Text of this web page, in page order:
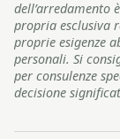
dell’arredamento
propria esclusiva
proprie esigenze
personali. Si
per consulenze
decisione